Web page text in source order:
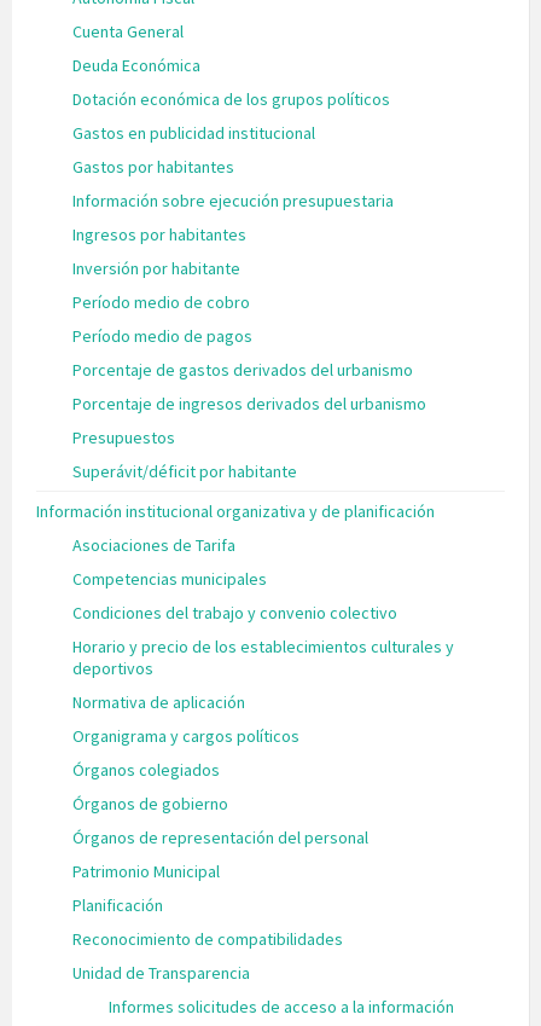
Cuenta General
Deuda Económica
Dotación económica de los grupos políticos
Gastos en publicidad institucional
Gastos por habitantes
Información sobre ejecución presupuestaria
Ingresos por habitantes
Inversión por habitante
Período medio de cobro
Período medio de pagos
Porcentaje de gastos derivados del urbanismo
Porcentaje de ingresos derivados del urbanismo
Presupuestos
Superávit/déficit por habitante
Información institucional organizativa y de planificación
Asociaciones de Tarifa
Competencias municipales
Condiciones del trabajo y convenio colectivo
Horario y precio de los establecimientos culturales y
deportivos
Normativa de aplicación
Organigrama y cargos políticos
Órganos colegiados
Órganos de gobierno
Órganos de representación del personal
Patrimonio Municipal
Planificación
Reconocimiento de compatibilidades
Unidad de Transparencia
Informes solicitudes de acceso a la información